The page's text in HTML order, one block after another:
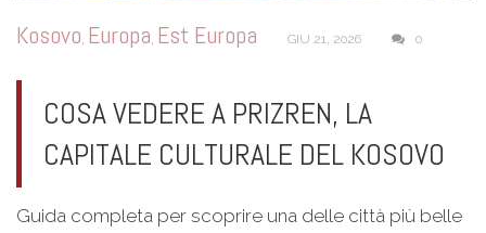
Kosovo, Europa, Est Europa GIU 21, 2026 0
COSA VEDERE A PRIZREN, LA
CAPITALE CULTURALE DEL KOSOVO
Guida completa per scoprire una delle città più belle